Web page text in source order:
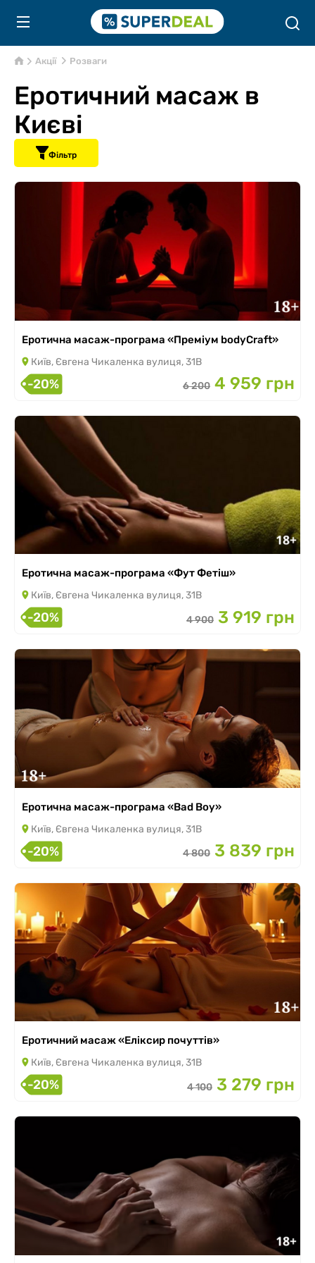
Акції Розваги
Еротичний масаж в
Києві
Фільтр
Еротична масаж-програма «Преміум bodyCraft»
Київ, Євгена Чикаленка вулиця, 31В
-20% 6 200 4 959 грн
Еротична масаж-програма «Фут Фетіш»
Київ, Євгена Чикаленка вулиця, 31В
-20% 4 900 3 919 грн
Еротична масаж-програма «Bad Boy»
Київ, Євгена Чикаленка вулиця, 31В
-20% 4 800 3 839 грн
Еротичний масаж «Еліксир почуттів»
Київ, Євгена Чикаленка вулиця, 31В
-20% 4 100 3 279 грн